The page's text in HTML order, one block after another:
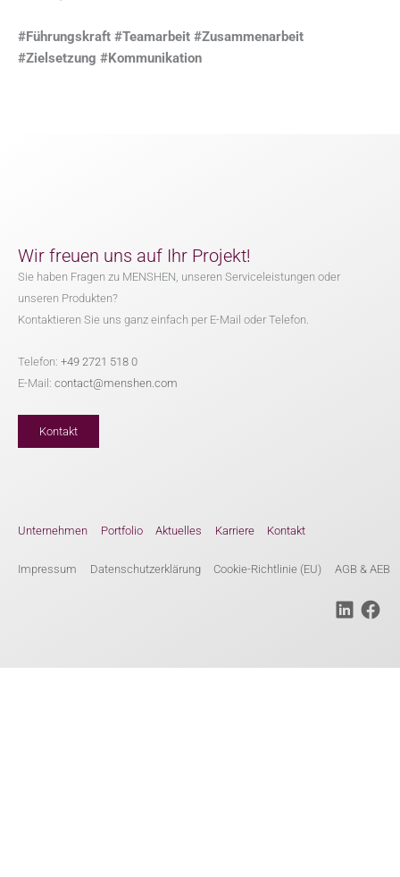
#Führungskraft #Teamarbeit #Zusammenarbeit
#Zielsetzung #Kommunikation
Wir freuen uns auf Ihr Projekt!
Sie haben Fragen zu MENSHEN, unseren Serviceleistungen oder
unseren Produkten?
Kontaktieren Sie uns ganz einfach per E-Mail oder Telefon.
Telefon: +49 2721 518 0
E-Mail: contact@menshen.com
Kontakt
Unternehmen Portfolio Aktuelles Karriere Kontakt
Impressum Datenschutzerklärung Cookie-Richtlinie (EU) AGB & AEB